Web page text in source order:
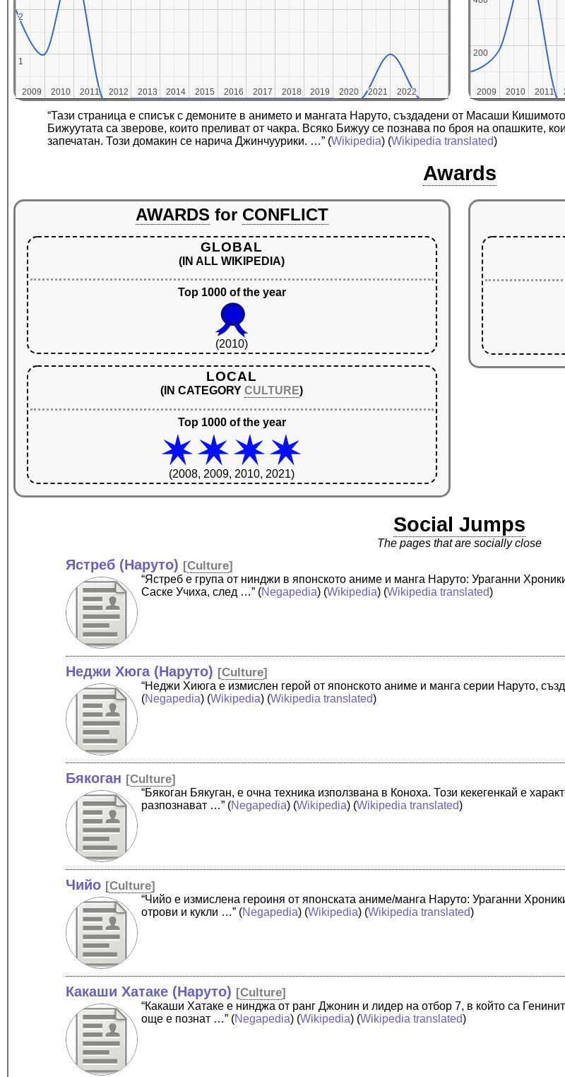
2009
2009 2010
2010 2011
2011 2012
2012 2013
2013 2014
2014 2015
2015 2016
2016 2017
2017 2018
2018 2019
2019 2020
2020 2021
2021 2022
2022
11
2
2
2009
2009 2010
2010 2011
2011
200
200
“Тази страница е списък с демоните в анимето и мангата Наруто, създадени от Масаши
Бижуутата са зверове, които преливат от чакра. Всяко Бижуу се познава по броя на опашките,
запечатан. Този домакин се нарича Джинчуурики. …” (Wikipedia) (Wikipedia translated)
Awards
AWARDS for CONFLICT
GLOBAL
(IN ALL WIKIPEDIA)
Top 1000 of the year
(2010)
LOCAL
(IN CATEGORYCULTURE)
Top 1000 of the year
(2008, 2009, 2010, 2021)
Social Jumps
The pages that are socially close
Ястреб (Наруто) [Culture]
“Ястреб е група от нинджи в японското аниме и манга Наруто: Ураганни
Саске Учиха, след …” (Negapedia) (Wikipedia) (Wikipedia translated)
Неджи Хюга (Наруто) [Culture]
“Неджи Хиюга е измислен герой от японското аниме и манга серии Наруто,
(Negapedia) (Wikipedia) (Wikipedia translated)
Бякоган [Culture]
“Бякоган Бякуган, е очна техника използвана в Коноха. Този кекегенкай е
разпознават …” (Negapedia) (Wikipedia) (Wikipedia translated)
Чийо [Culture]
“Чийо е измислена героиня от японската аниме/манга Наруто: Ураганни
отрови и кукли …” (Negapedia) (Wikipedia) (Wikipedia translated)
Какаши Хатаке (Наруто) [Culture]
“Какаши Хатаке е нинджа от ранг Джонин и лидер на отбор 7, в който са
още е познат …” (Negapedia) (Wikipedia) (Wikipedia translated)